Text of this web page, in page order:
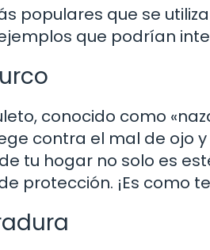
populares que se
que podrían
conocido como
contra el mal de ojo
tu hogar no solo es
protección. ¡Es como